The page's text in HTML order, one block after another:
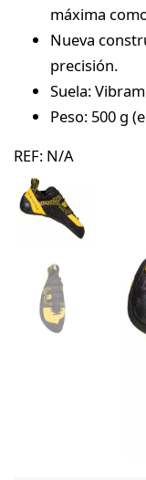
máxima
Nueva
precisión.
Suela:
Peso: 500 g
REF: N/A